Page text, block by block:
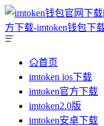
首页
imtoken ios下载
imtoken官方下载
imtoken2.0版
imtoken安卓下载